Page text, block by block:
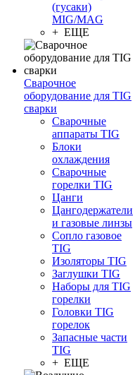
(гусаки)
MIG/MAG
+ ЕЩЕ
Сварочное
оборудование для TIG
сварки
Сварочные
аппараты TIG
Блоки
охлаждения
Сварочные
горелки TIG
Цанги
Цангодержатели
и газовые линзы
Сопло газовое
TIG
Изоляторы TIG
Заглушки TIG
Наборы для TIG
горелки
Головки TIG
горелок
Запасные части
TIG
+ ЕЩЕ